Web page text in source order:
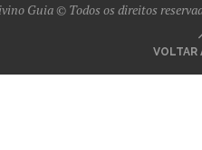
Guia © Todos os direitos
VOLTAR